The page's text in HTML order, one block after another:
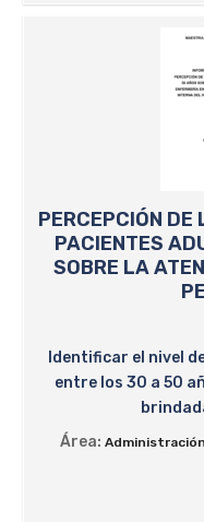
PERCEPCIÓN DE
PACIENTES
SOBRE LA
Identificar el nivel
entre los 30 a 50
Área: